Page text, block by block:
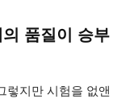
품질이 승부
렇지만 시험을 없앤